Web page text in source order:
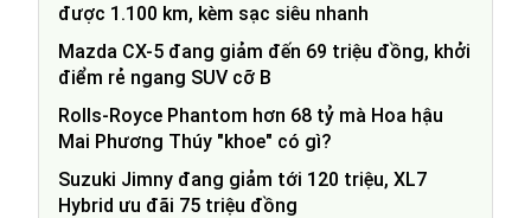
được 1.100 km, kèm sạc siêu nhanh
Mazda CX-5 đang giảm đến 69 triệu đồng, khởi
điểm rẻ ngang SUV cỡ B
Rolls-Royce Phantom hơn 68 tỷ mà Hoa hậu
Mai Phương Thúy "khoe" có gì?
Suzuki Jimny đang giảm tới 120 triệu, XL7
Hybrid ưu đãi 75 triệu đồng